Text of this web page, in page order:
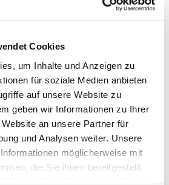
Cookies
um Inhalte und Anzeigen zu
für soziale Medien anbieten
auf unsere Website zu
geben wir Informationen zu Ihrer
an unsere Partner für
und Analysen weiter. Unsere
möglicherweise mit
die Sie ihnen bereitgestellt
und spielerisch eingeführt
die Bewegung kommt nicht zu
erklingen auch Instrumente.
0151 / 72 14 02 57
steinhagen.de